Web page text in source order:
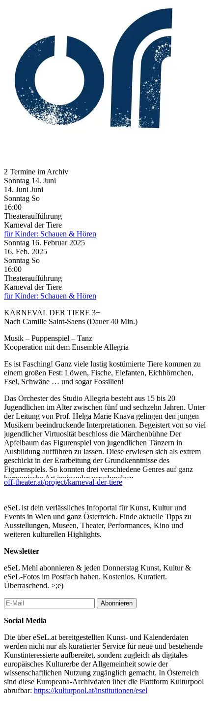
2 Termine im Archiv
Sonntag 14. Juni
14. Juni Juni
Sonntag So
16:00
Theateraufführung
Karneval der Tiere
für Kinder: Schauen & Hören
Sonntag 16. Februar 2025
16. Feb. 2025
Sonntag So
16:00
Theateraufführung
Karneval der Tiere
für Kinder: Schauen & Hören
KARNEVAL DER TIERE 3+
Nach Camille Saint-Saens (Dauer 40 Min.)
Musik – Puppenspiel – Tanz
Kooperation mit dem Ensemble Allegria
Es ist Fasching! Ganz viele lustig kostümierte Tiere kommen zu
einem großen Fest: Löwen, Fische, Elefanten, Eichhörnchen,
Esel, Schwäne … und sogar Fossilien!
Das Orchester des Studio Allegria besteht aus 15 bis 20
Jugendlichen im Alter zwischen fünf und sechzehn Jahren. Unter
der Leitung von Prof. Helga Marie Knava gelingen den jungen
Musikern beeindruckende Interpretationen. Begeistert von so viel
jugendlicher Virtuosität beschloss die Märchenbühne Der
Apfelbaum das Figurenspiel von jugendlichen Tänzern in
Ausbildung aufführen zu lassen. Diese erwiesen sich als extrem
geschickt in der Erarbeitung der Grundkenntnisse des
Figurenspiels. So konnten drei verschiedene Genres auf ganz
harmonische Art ineinander verschmelzen.
...Mehr lesen
off-theater.at/project/karneval-der-tiere
eSeL ist dein verlässliches Infoportal für Kunst, Kultur und
Events in Wien und ganz Österreich. Finde aktuelle Tipps zu
Ausstellungen, Museen, Theater, Performances, Kino und
weiteren kulturellen Highlights.
Newsletter
eSeL Mehl abonnieren & jeden Donnerstag Kunst, Kultur &
eSeL-Fotos im Postfach haben. Kostenlos. Kuratiert.
Überraschend. >;e)
Abonnieren
Social Media
Die über eSeL.at bereitgestellten Kunst- und Kalenderdaten
werden nicht nur als kuratierter Service für neue und bestehende
Kunstinteressierte aufbereitet, sondern zugleich als digitales
europäisches Kulturerbe der Allgemeinheit sowie der
wissenschaftlichen Nutzung zugänglich gemacht. In Österreich
sind diese Europeana-Archivdaten über die Plattform Kulturpool
abrufbar: https://kulturpool.at/institutionen/esel